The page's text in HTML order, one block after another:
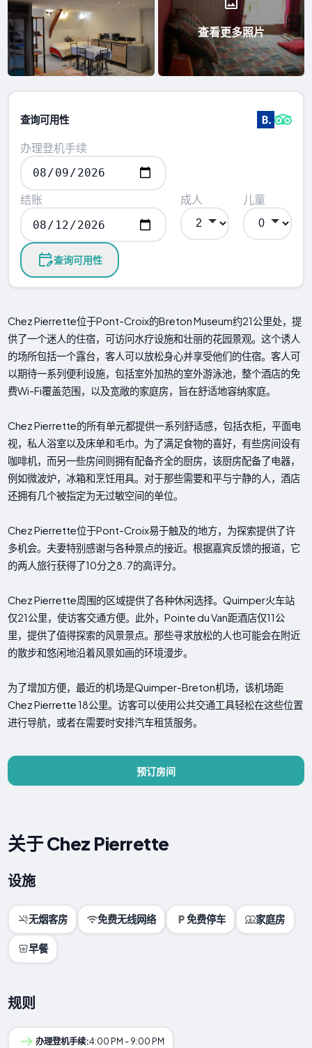
查看更多照片
查询可用性
办理登机手续
结账 成人 儿童
查询可用性
Chez Pierrette位于Pont-Croix的Breton Museum约21公里处，提
供了一个迷人的住宿，可访问水疗设施和壮丽的花园景观。这个诱人
的场所包括一个露台，客人可以放松身心并享受他们的住宿。客人可
以期待一系列便利设施，包括室外加热的室外游泳池，整个酒店的免
费Wi-Fi覆盖范围，以及宽敞的家庭房，旨在舒适地容纳家庭。
Chez Pierrette的所有单元都提供一系列舒适感，包括衣柜，平面电
视，私人浴室以及床单和毛巾。为了满足食物的喜好，有些房间设有
咖啡机，而另一些房间则拥有配备齐全的厨房，该厨房配备了电器，
例如微波炉，冰箱和烹饪用具。对于那些需要和平与宁静的人，酒店
还拥有几个被指定为无过敏空间的单位。
Chez Pierrette位于Pont-Croix易于触及的地方，为探索提供了许
多机会。夫妻特别感谢与各种景点的接近。根据嘉宾反馈的报道，它
的两人旅行获得了10分之8. 7的高评分。
Chez Pierrette周围的区域提供了各种休闲选择。Quimper火车站
仅21公里，使访客交通方便。此外，Pointe du Van距酒店仅11公
里，提供了值得探索的风景景点。那些寻求放松的人也可能会在附近
的散步和悠闲地沿着风景如画的环境漫步。
为了增加方便，最近的机场是Quimper-Breton机场，该机场距
Chez Pierrette 18公里。访客可以使用公共交通工具轻松在这些位置
进行导航，或者在需要时安排汽车租赁服务。
预订房间
关于 Chez Pierrette
设施
无烟客房 免费无线网络 免费停车 家庭房
早餐
规则
办理登机手续:4:00 PM - 9:00 PM